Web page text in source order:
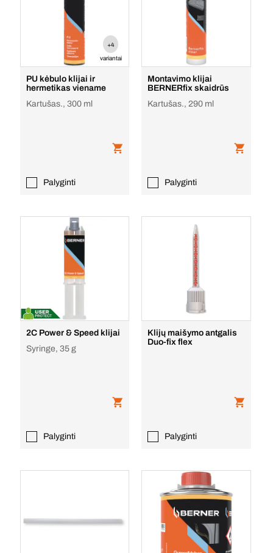
+4
variantai
PU kėbulo klijai ir
hermetikas viename
Kartušas., 300 ml
Palyginti
Montavimo klijai
BERNERfix skaidrūs
Kartušas., 290 ml
Palyginti
2C Power & Speed klijai
Syringe, 35 g
Palyginti
Klijų maišymo antgalis
Duo-fix flex
Palyginti